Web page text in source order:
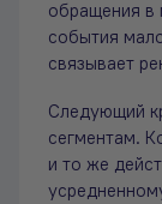
обращения в
события
связывает
Следующий
сегментам.
и то же